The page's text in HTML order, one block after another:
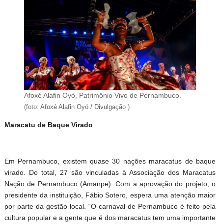
Afoxé Alafin Oyó, Patrimônio Vivo de Pernambuco.
(foto: Afoxé Alafin Oyó / Divulgação )
Maracatu de Baque Virado
Em Pernambuco, existem quase 30 nações maracatus de baque
virado. Do total, 27 são vinculadas à Associação dos Maracatus
Nação de Pernambuco (Amanpe). Com a aprovação do projeto, o
presidente da instituição, Fábio Sotero, espera uma atenção maior
por parte da gestão local. “O carnaval de Pernambuco é feito pela
cultura popular e a gente que é dos maracatus tem uma importante